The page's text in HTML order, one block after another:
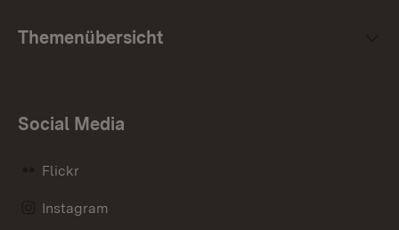
Themenübersicht
Social Media
Flickr
Instagram